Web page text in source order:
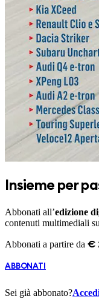
Insieme per
Abbonati all’edizione
contenuti multimediali
Abbonati a partire da €
ABBONATI
Sei già abbonato?